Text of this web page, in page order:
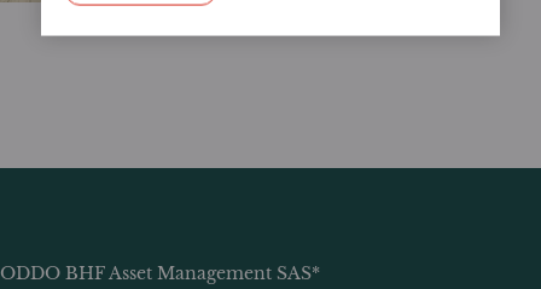
ODDO BHF Asset Management SAS*